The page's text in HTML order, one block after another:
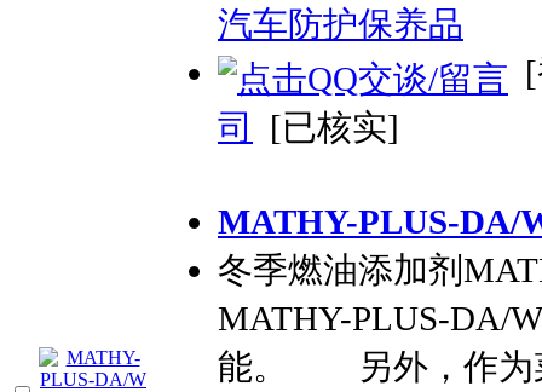
汽车防护保养品
司
[已核实]
MATHY-PLUS-DA/
冬季燃油添加剂
MATHY-PLUS-DA/
能。 另外，作为